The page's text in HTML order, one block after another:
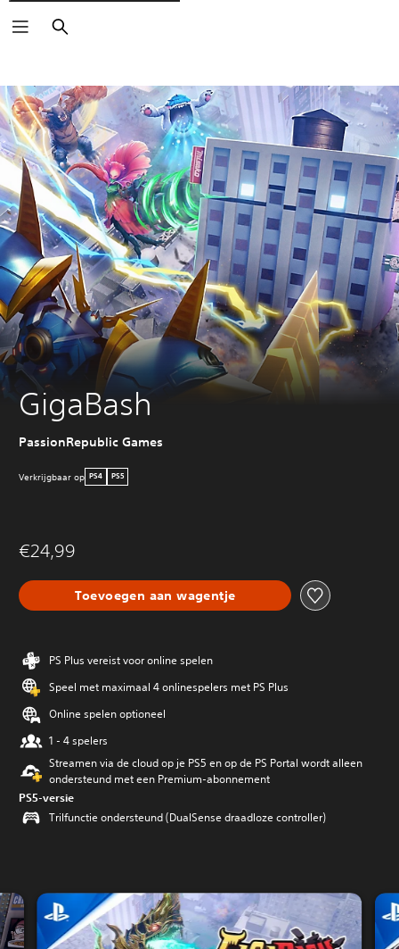
Zoeken
GigaBash
PassionRepublic Games
Verkrijgbaar op PS4 PS5
€24,99
Toevoegen aan wagentje
PS Plus vereist voor online spelen
Speel met maximaal 4 onlinespelers met PS Plus
Online spelen optioneel
1 - 4 spelers
Streamen via de cloud op je PS5 en op de PS Portal wordt alleen
ondersteund met een Premium-abonnement
PS5-versie
Trilfunctie ondersteund (DualSense draadloze controller)